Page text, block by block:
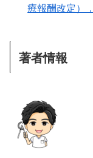
療報酬改定）．
著者情報